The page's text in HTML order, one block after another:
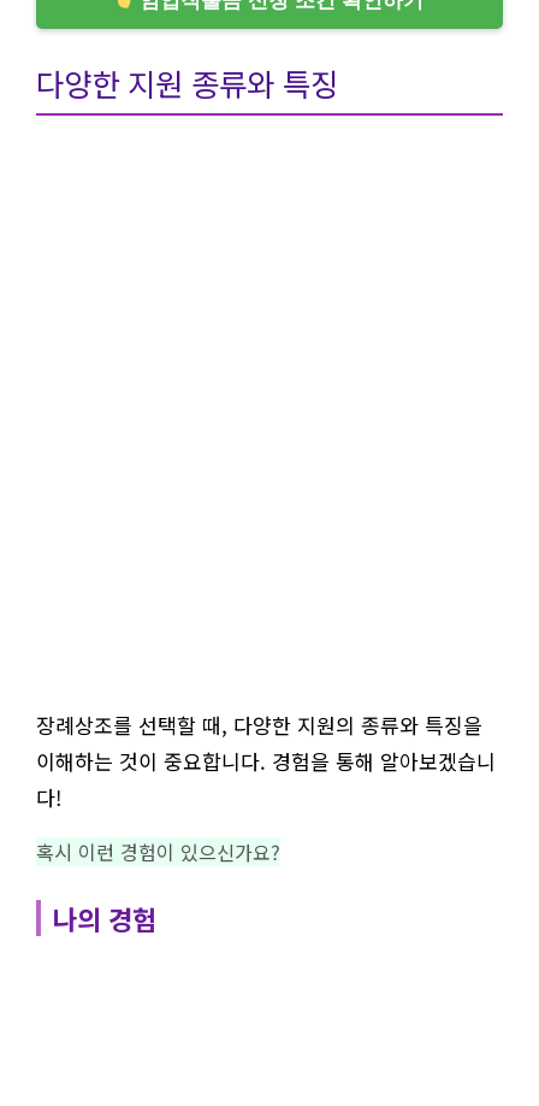
다양한 지원 종류와 특징
장례상조를 선택할 때, 다양한 지원의 종류와 특징을
이해하는 것이 중요합니다. 경험을 통해 알아보겠습니
다!
혹시 이런 경험이 있으신가요?
나의 경험